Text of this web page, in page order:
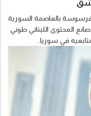
بالعاصمة السورية
المحتوى اللبناني طوني
في سوريا.